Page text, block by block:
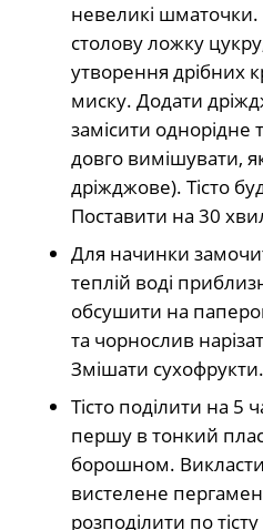
невеликі
столову ложку
утворення дрібних
миску. Додати
замісити однорідне
довго вимішувати,
дріжджове). Тісто
Поставити на 30
Для начинки
теплій воді
обсушити на
та чорнослив
Змішати сухофрукти.
Тісто поділити на 5
першу в тонкий
борошном.
вистелене
розподілити по